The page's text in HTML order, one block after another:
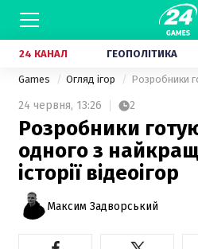
24 КАНАЛ ГЕОПОЛІТИКА
Games Огляд ігор
24 червня, 13:26 2
Розробники
одного з
історії відеоігор
Максим Задворський